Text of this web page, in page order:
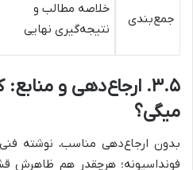
جمع‌بندی
خلاصه مطالب و
نتیجه‌گیری نهایی
۳.۵. ارجاع‌دهی و
میگی؟
بدون ارجاع‌دهی مناسب، نوشته
فونداسیونه؛ هرچقدر هم ظاهرش